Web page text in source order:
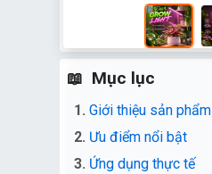
Mục lục
Giới thiệu sản phẩm
Ưu điểm nổi bật
Ứng dụng thực tế